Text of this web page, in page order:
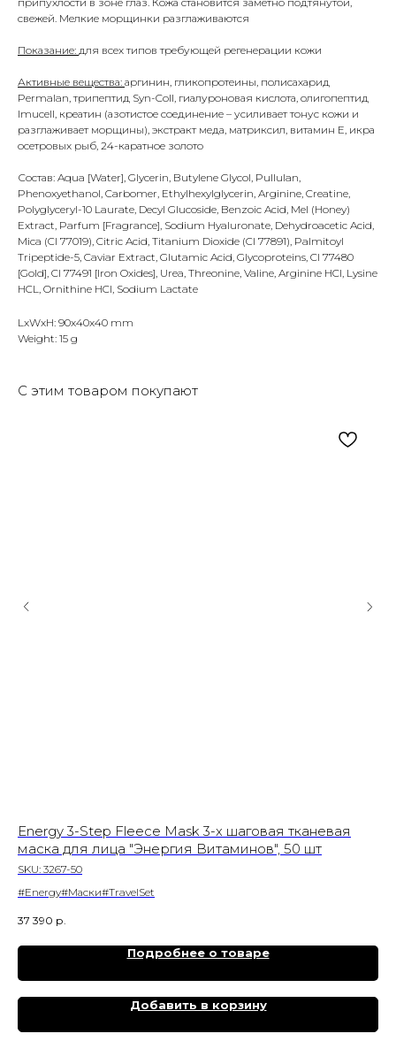
свежей. Мелкие морщинки разглаживаются
Показание: для всех типов требующей регенерации кожи
Активные вещества: аргинин, гликопротеины, полисахарид
Permalan, трипептид Syn-Coll, гиалуроновая кислота, олигопептид
Imucell, креатин (азотистое соединение – усиливает тонус кожи и
разглаживает морщины), экстракт меда, матриксил, витамин Е, икра
осетровых рыб, 24-каратное золото
Состав: Aqua [Water], Glycerin, Butylene Glycol, Pullulan,
Phenoxyethanol, Carbomer, Ethylhexylglycerin, Arginine, Creatine,
Polyglyceryl-10 Laurate, Decyl Glucoside, Benzoic Acid, Mel (Honey)
Extract, Parfum [Fragrance], Sodium Hyaluronate, Dehydroacetic Acid,
Mica (CI 77019), Citric Acid, Titanium Dioxide (CI 77891), Palmitoyl
Tripeptide-5, Caviar Extract, Glutamic Acid, Glycoproteins, CI 77480
[Gold], CI 77491 [Iron Oxides], Urea, Threonine, Valine, Arginine HCl, Lysine
HCL, Ornithine HCl, Sodium Lactate
LxWxH: 90x40x40 mm
Weight: 15 g
С этим товаром покупают
Energy 3-Step Fleece Mask 3-х шаговая тканевая
маска для лица "Энергия Витаминов", 50 шт
SKU: 3267-50
#Energy#Маски#TravelSet
37 390 р.
Подробнее о товаре
Добавить в корзину